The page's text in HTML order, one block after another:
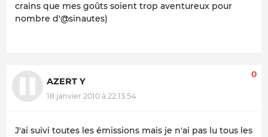
crains que mes goûts soient trop aventureux pour
nombre d'@sinautes)
AZERT Y
18 janvier 2010 à 22:13:54
0
J'ai suivi toutes les émissions mais je n'ai pas lu tous les